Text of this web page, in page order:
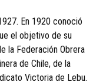
En 1920 conoció
el objetivo de su
la Federación Obrera
de Chile, de la
Victoria de Lebu.